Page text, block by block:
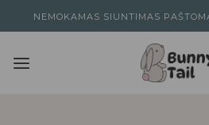
NEMOKAMAS SIUNTIMAS